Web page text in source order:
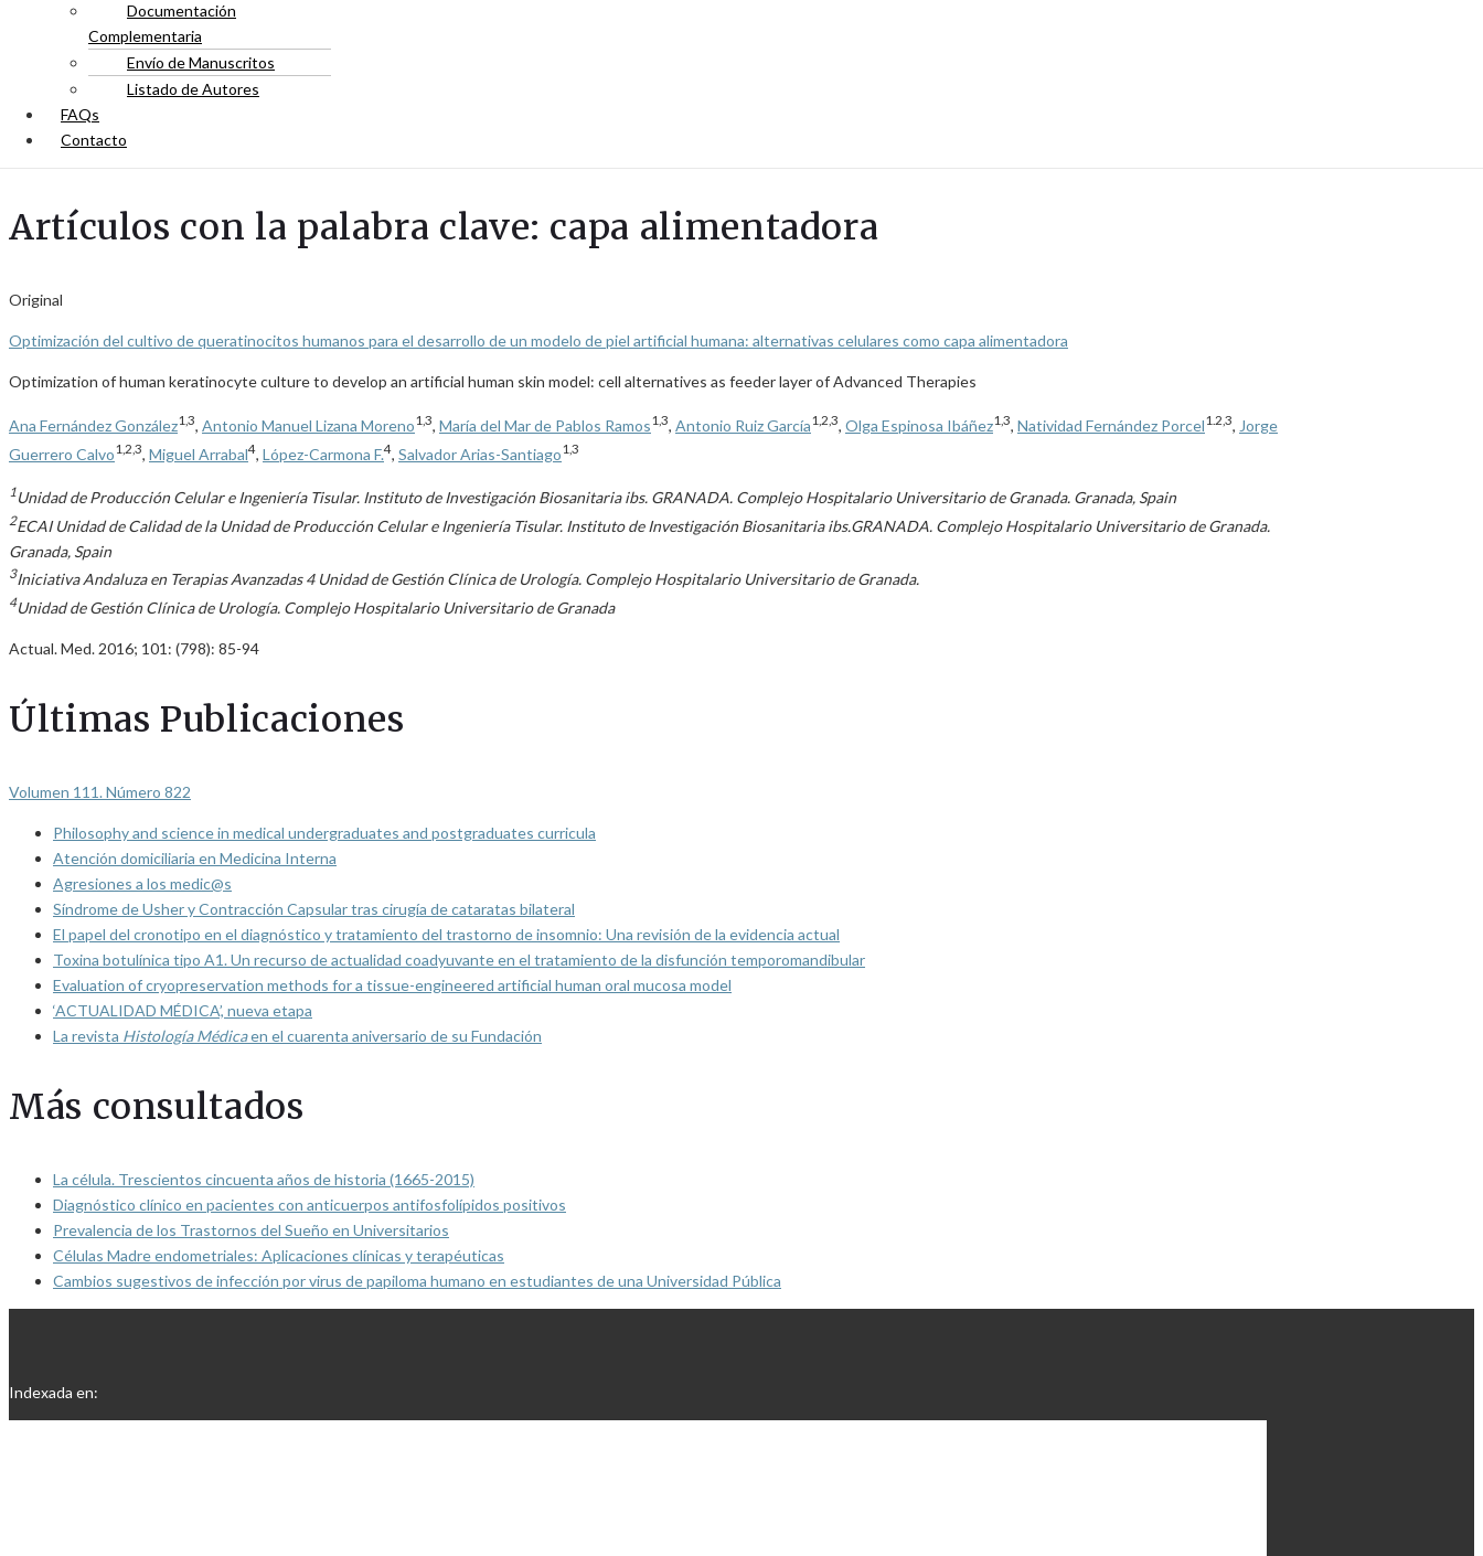
Documentación
Complementaria
Envío de Manuscritos
Listado de Autores
FAQs
Contacto
Artículos con la palabra clave: capa alimentadora
Original
Optimización del cultivo de queratinocitos humanos para el desarrollo de un modelo de piel artificial humana: alternativas celulares como capa alimentadora
Optimization of human keratinocyte culture to develop an artificial human skin model: cell alternatives as feeder layer of Advanced Therapies
Ana Fernández González1,3, Antonio Manuel Lizana Moreno1,3, María del Mar de Pablos Ramos1,3, Antonio Ruiz García1,2,3, Olga Espinosa Ibáñez1,3, Natividad Fernández Porcel1.2,3, Jorge
Guerrero Calvo1,2,3 Miguel Arrabal4 López-Carmona F.4 Salvador Arias-Santiago1,3
1Unidad de Producción Celular e Ingeniería Tisular. Instituto de Investigación Biosanitaria ibs. GRANADA. Complejo Hospitalario Universitario de Granada. Granada, Spain
2ECAI Unidad de Calidad de la Unidad de Producción Celular e Ingeniería Tisular. Instituto de Investigación Biosanitaria ibs.GRANADA. Complejo Hospitalario Universitario de Granada.
Granada, Spain
3Iniciativa Andaluza en Terapias Avanzadas 4 Unidad de Gestión Clínica de Urología. Complejo Hospitalario Universitario de Granada.
4Unidad de Gestión Clínica de Urología. Complejo Hospitalario Universitario de Granada
Actual. Med. 2016; 101: (798): 85-94
Últimas Publicaciones
Volumen 111. Número 822
Philosophy and science in medical undergraduates and postgraduates curricula
Atención domiciliaria en Medicina Interna
Agresiones a los medic@s
Síndrome de Usher y Contracción Capsular tras cirugía de cataratas bilateral
El papel del cronotipo en el diagnóstico y tratamiento del trastorno de insomnio: Una revisión de la evidencia actual
Toxina botulínica tipo A1. Un recurso de actualidad coadyuvante en el tratamiento de la disfunción temporomandibular
Evaluation of cryopreservation methods for a tissue-engineered artificial human oral mucosa model
‘ACTUALIDAD MÉDICA’, nueva etapa
La revista Histología Médicaen el cuarenta aniversario de su Fundación
Más consultados
La célula. Trescientos cincuenta años de historia (1665-2015)
Diagnóstico clínico en pacientes con anticuerpos antifosfolípidos positivos
Prevalencia de los Trastornos del Sueño en Universitarios
Células Madre endometriales: Aplicaciones clínicas y terapéuticas
Cambios sugestivos de infección por virus de papiloma humano en estudiantes de una Universidad Pública
Indexada en: